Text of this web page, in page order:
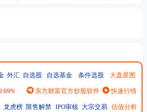
外汇 自选股 自选基金 条件选股 大盘星图
恒生指数 25668.03↑137.75 ↑0.54% | 日经225
东方财富官方炒股软件 快速行情
龙虎榜 限售解禁 IPO审核 大宗交易 估值分析